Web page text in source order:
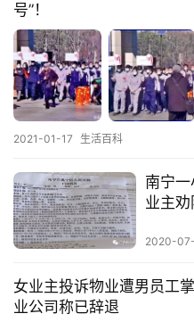
号”！
2021-01-17 生活百科
南宁一
业主
2020-
女业主投诉物业遭男员工
业公司称已辞退